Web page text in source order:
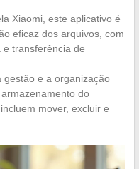
Xiaomi, este aplicativo é
eficaz dos arquivos, com
transferência de
gestão e a organização
do
mover, excluir e